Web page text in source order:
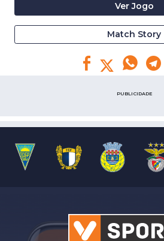
Ver Jogo
Match Story
PUBLICIDADE